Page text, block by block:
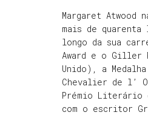
Margaret Atwood
mais de
longo da sua
Award e o Giller
Unido), a
Chevalier de l’
Prémio Literário
com o escritor